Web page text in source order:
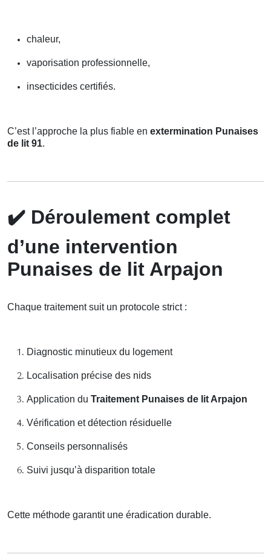
chaleur,
vaporisation professionnelle,
insecticides certifiés.
C’est l’approche la plus fiable en extermination Punaises
de lit 91.
✔️ Déroulement complet
d’une intervention
Punaises de lit Arpajon
Chaque traitement suit un protocole strict :
Diagnostic minutieux du logement
Localisation précise des nids
Application du Traitement Punaises de lit Arpajon
Vérification et détection résiduelle
Conseils personnalisés
Suivi jusqu’à disparition totale
Cette méthode garantit une éradication durable.